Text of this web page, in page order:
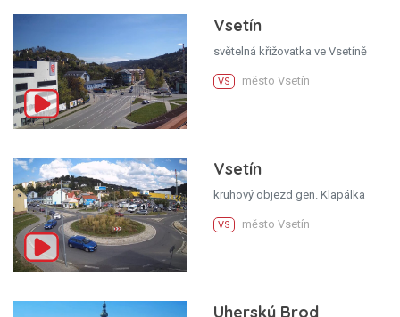
Vsetín
světelná křižovatka ve Vsetíně
VS město Vsetín
Vsetín
kruhový objezd gen. Klapálka
VS město Vsetín
Uherský Brod